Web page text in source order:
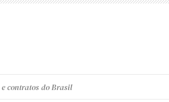
contratos do Brasil